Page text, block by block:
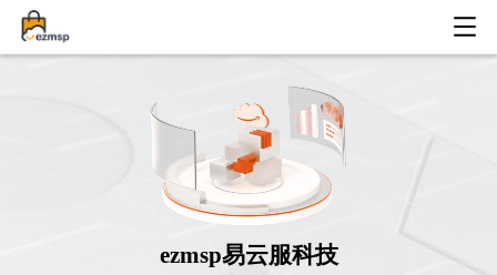
ezmsp易云服科技